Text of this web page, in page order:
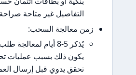
التفاصيل غير متاحة صراحة).
معالجة السحب:
يُذكر 5-8 أيام لمعالجة طلب السحب؛ قد
يكون ذلك بسبب عمليات تحويل متعددة أو
تحقق يدوي قبل إرسال العملات المشفّرة.